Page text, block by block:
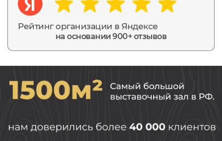
Рейтинг организации в Яндексе
на основании 900+ отзывов